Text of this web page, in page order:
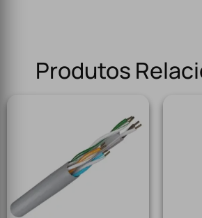
Produtos